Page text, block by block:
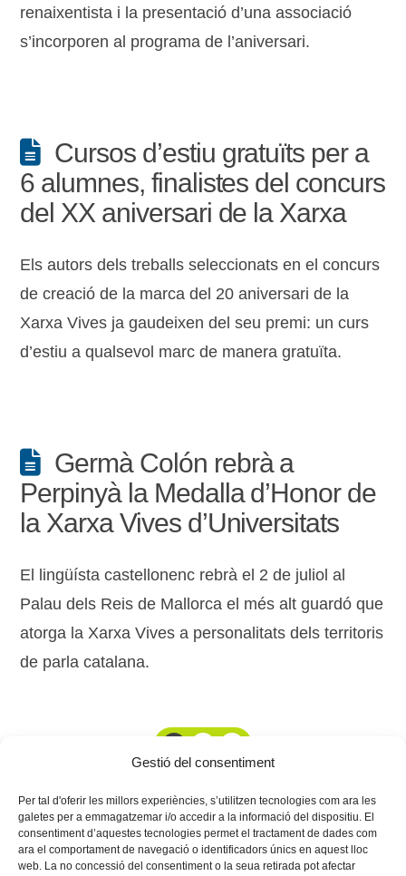
Gestió del consentiment
Per tal d'oferir les millors experiències, s’utilitzen tecnologies com ara les
galetes per a emmagatzemar i/o accedir a la informació del dispositiu. El
consentiment d’aquestes tecnologies permet el tractament de dades com
ara el comportament de navegació o identificadors únics en aquest lloc
web. La no concessió del consentiment o la seua retirada pot afectar
renaixentista i la presentació d’una associació
s’incorporen al programa de l’aniversari.
Cursos d’estiu gratuïts per a
6 alumnes, finalistes del concurs
del XX aniversari de la Xarxa
Els autors dels treballs seleccionats en el concurs
de creació de la marca del 20 aniversari de la
Xarxa Vives ja gaudeixen del seu premi: un curs
d’estiu a qualsevol marc de manera gratuïta.
Germà Colón rebrà a
Perpinyà la Medalla d’Honor de
la Xarxa Vives d’Universitats
El lingüísta castellonenc rebrà el 2 de juliol al
Palau dels Reis de Mallorca el més alt guardó que
atorga la Xarxa Vives a personalitats dels territoris
de parla catalana.